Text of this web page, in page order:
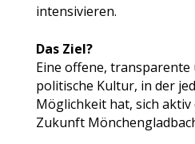
intensivieren.
Das Ziel?
Eine offene,
politische Kultur, in der
Möglichkeit hat, sich
Zukunft